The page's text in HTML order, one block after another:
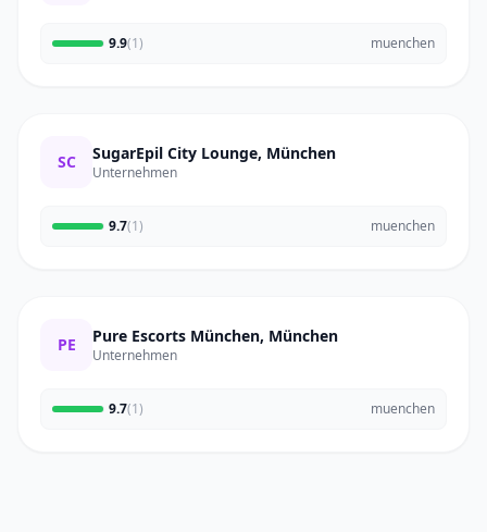
9.9(1) muenchen
SC SugarEpil City Lounge, München
Unternehmen
9.7(1) muenchen
PE Pure Escorts München, München
Unternehmen
9.7(1) muenchen